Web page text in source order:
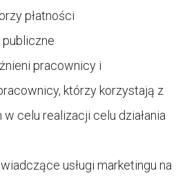
płatności
publiczne
pracownicy i
którzy korzystają z
w celu realizacji celu działania
usługi marketingu na